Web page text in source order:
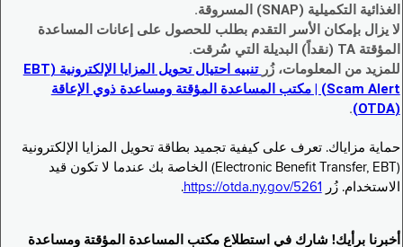
الغذائية التكميلية (SNAP) المسروقة.
لا يزال بإمكان الأسر التقدم بطلب للحصول على إعانات المساعدة
المؤقتة TA (نقداً) البديلة التي سُرقت.
للمزيد من المعلومات، زُر
تنبيه احتيال تحويل المزايا الإلكترونية (EBT
Scam Alert) | مكتب المساعدة المؤقتة ومساعدة ذوي الإعاقة
(OTDA)
.
حماية مزاياك. تعرف على كيفية تجميد بطاقة تحويل المزايا الإلكترونية
(Electronic Benefit Transfer, EBT) الخاصة بك عندما لا تكون قيد
الاستخدام. زُر
https://otda.ny.gov/5261
.
أخبرنا برأيك! شارك في استطلاع مكتب المساعدة المؤقتة ومساعدة